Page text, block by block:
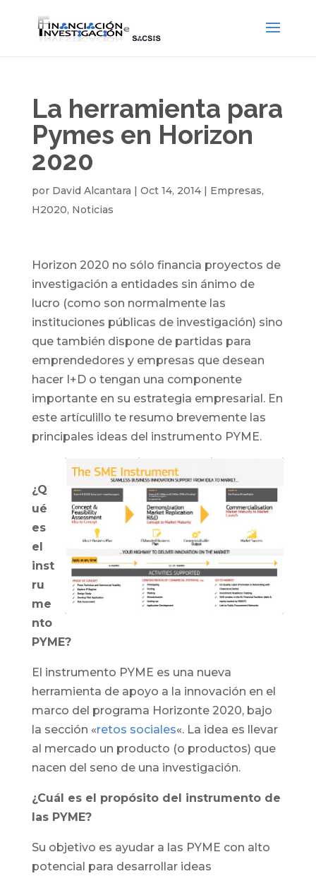
La herramienta para
Pymes en Horizon
2020
por David Alcantara | Oct 14, 2014| Empresas,
H2020, Noticias
Horizon 2020 no sólo financia proyectos de
investigación a entidades sin ánimo de
lucro (como son normalmente las
instituciones públicas de investigación) sino
que también dispone de partidas para
emprendedores y empresas que desean
hacer I+D o tengan una componente
importante en su estrategia empresarial. En
este artículillo te resumo brevemente las
principales ideas del instrumento PYME.
¿Q
ué
es
el
inst
ru
me
nto
PYME?
El instrumento PYME es una nueva
herramienta de apoyo a la innovación en el
marco del programa Horizonte 2020, bajo
la sección «retos sociales«. La idea es llevar
al mercado un producto (o productos) que
nacen del seno de una investigación.
¿Cuál es el propósito del instrumento de
las PYME?
Su objetivo es ayudar a las PYME con alto
potencial para desarrollar ideas